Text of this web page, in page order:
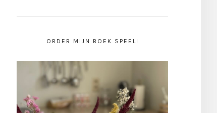
ORDER MIJN BOEK SPEEL!